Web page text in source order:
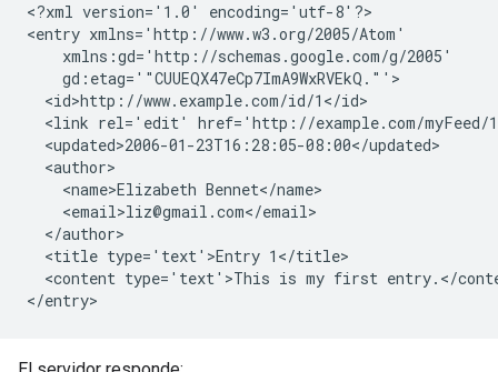
<?xml version='1.0' encoding='utf-8'?>
<entry xmlns='http://www.w3.org/2005/Atom'
    xmlns:gd='http://schemas.google.com/g/2005'
    gd:etag='"CUUEQX47eCp7ImA9WxRVEkQ."'>
  <id>http://www.example.com/id/1</id>
<link rel='edit' href='http://example.com/myFeed/
  <updated>2006-01-23T16:28:05-08:00</updated>
  <author>
    <name>Elizabeth Bennet</name>
    <email>liz@gmail.com</email>
  </author>
  <title type='text'>Entry 1</title>
<content type='text'>This is my first entry.</